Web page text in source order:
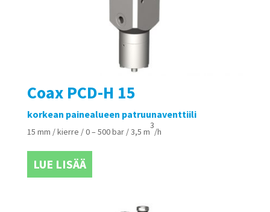
Coax PCD-H 15
korkean painealueen patruunaventtiili
15 mm / kierre / 0 – 500 bar / 3,5 m
3
/h
LUE LISÄÄ